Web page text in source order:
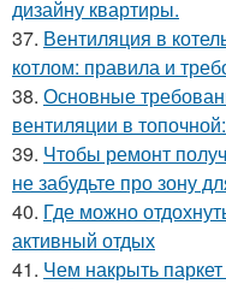
дизайну квартиры.
37. Вентиляция в
котлом: правила и
38. Основные
вентиляции в
39. Чтобы ремонт
не забудьте про зону
40. Где можно
активный отдых
41. Чем накрыть